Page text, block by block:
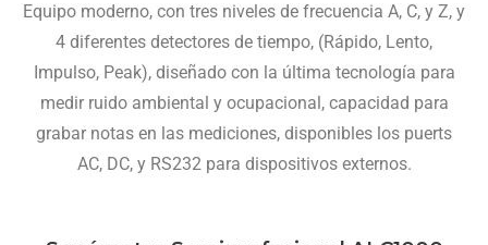
Equipo moderno, con tres niveles de frecuencia A, C, y Z, y
4 diferentes detectores de tiempo, (Rápido, Lento,
Impulso, Peak), diseñado con la última tecnología para
medir ruido ambiental y ocupacional, capacidad para
grabar notas en las mediciones, disponibles los puerts
AC, DC, y RS232 para dispositivos externos.